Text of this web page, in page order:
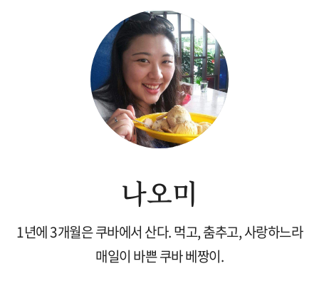
나오미
1년에 3개월은 쿠바에서 산다. 먹고, 춤추고, 사랑하느라
매일이 바쁜 쿠바 베짱이.